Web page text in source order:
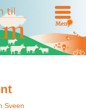
Meny
Sveen